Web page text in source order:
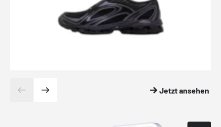
Jetzt ansehen